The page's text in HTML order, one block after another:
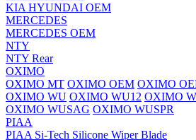
KIA HYUNDAI OEM
MERCEDES
MERCEDES OEM
NTY
NTY Rear
OXIMO
OXIMO MT OXIMO OEM OXIMO
OXIMO WU OXIMO WU12 OXIMO
OXIMO WUSAG OXIMO WUSPR
PIAA
PIAA Si-Tech Silicone Wiper Blade